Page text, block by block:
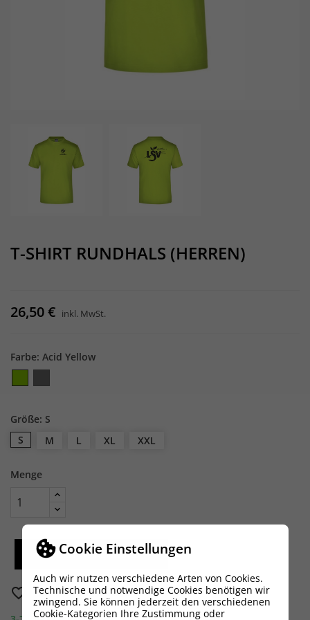
Cookie Einstellungen
Auch wir nutzen verschiedene Arten von Cookies.
Technische und notwendige Cookies benötigen wir
zwingend. Sie können jederzeit den verschiedenen
Cookie-Kategorien Ihre Zustimmung oder
T-SHIRT RUNDHALS (HERREN)
26,50 € inkl. MwSt.
Farbe: Acid Yellow
YellowGrey
Größe: S
S
M L XL XXL
Menge
IN DEN WARENKORB
favorite_border Auf meine Wunschliste
Wunschliste erstellen ×
Anmelden ×